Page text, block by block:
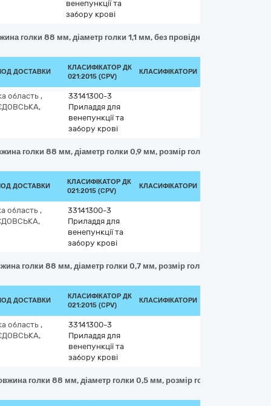
венепункції та
забору крові
голки 88 мм, діаметр голки 1,1 мм, без провідникової голки,
ДОСТАВКИ
КЛАСИФІКАТОР ДК
021:2015 (CPV)
КЛАСИФІКАТОРИ
область ,
33141300-3
Приладдя для
венепункції та
забору крові
голки 88 мм, діаметр голки 0,9 мм, розмір голки провідника
ДОСТАВКИ
КЛАСИФІКАТОР ДК
021:2015 (CPV)
КЛАСИФІКАТОРИ
область ,
33141300-3
Приладдя для
венепункції та
забору крові
голки 88 мм, діаметр голки 0,7 мм, розмір голки провідника
ДОСТАВКИ
КЛАСИФІКАТОР ДК
021:2015 (CPV)
КЛАСИФІКАТОРИ
область ,
33141300-3
Приладдя для
венепункції та
забору крові
голки 88 мм, діаметр голки 0,5 мм, розмір голки провідника